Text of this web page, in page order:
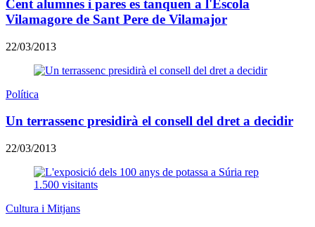
Cent alumnes i pares es tanquen a l'Escola
Vilamagore de Sant Pere de Vilamajor
22/03/2013
Política
Un terrassenc presidirà el consell del dret a decidir
22/03/2013
Cultura i Mitjans